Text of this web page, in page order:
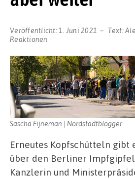
Veröffentlicht: 1. Juni 2021 Text:
Reaktionen
Sascha Fijneman | Nordstadtblogger
Erneutes Kopfschütteln gibt
über den Berliner
Kanzlerin und